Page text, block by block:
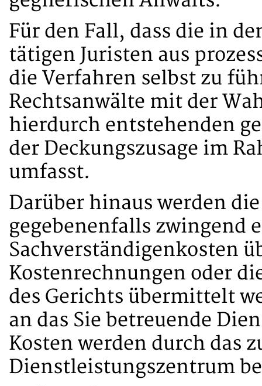
Für den Fall, dass die in
tätigen Juristen aus
die Verfahren selbst zu
Rechtsanwälte mit der
hierdurch entstehenden
der Deckungszusage im
umfasst.
Darüber hinaus werden
gegebenenfalls zwingend
Sachverständigenkosten
Kostenrechnungen oder
des Gerichts übermittelt
an das Sie betreuende
Kosten werden durch das
Dienstleistungszentrum